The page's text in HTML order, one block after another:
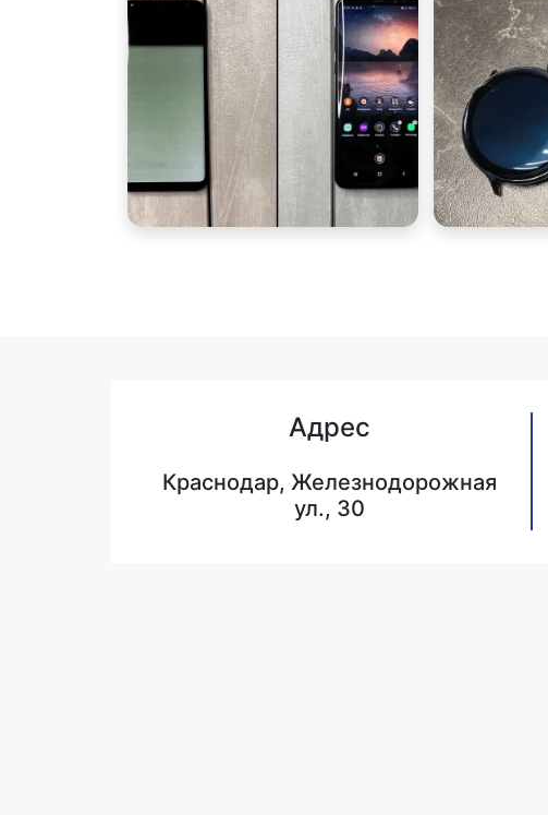
Адрес
Краснодар, Железнодорожная
ул., 30